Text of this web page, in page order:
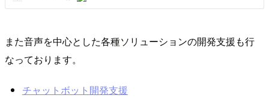
また音声を中心とした各種ソリューションの開発支援も行
なっております。
チャットボット開発支援